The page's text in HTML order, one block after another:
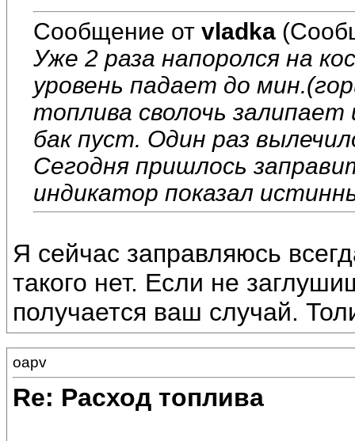
Сообщение от vladka
Уже 2 раза напоролся на
уровень падает до
топлива сволочь
бак пуст. Один раз
Сегодня пришлось
индикатор показал
Я сейчас заправляюсь
такого нет. Если не
получается ваш случай.
oapv
Re: Расход топлива